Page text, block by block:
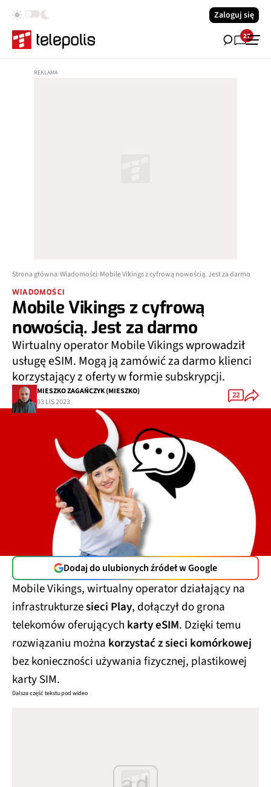
Zaloguj się
27
Strona główna Wiadomości Mobile Vikings z cyfrową nowością. Jest za darmo
WIADOMOŚCI
Mobile Vikings z cyfrową
nowością. Jest za darmo
Wirtualny operator Mobile Vikings wprowadził
usługę eSIM. Mogą ją zamówić za darmo klienci
korzystający z oferty w formie subskrypcji.
MIESZKO ZAGAŃCZYK (MIESZKO)
03 LIS 2023
22
Dodaj do ulubionych źródeł w Google
Mobile Vikings, wirtualny operator działający na
infrastrukturzesieci Play, dołączył do grona
telekomów oferujących karty eSIM. Dzięki temu
rozwiązaniu można korzystać z sieci komórkowej
bez konieczności używania fizycznej, plastikowej
karty SIM.
Dalsza część tekstu pod wideo